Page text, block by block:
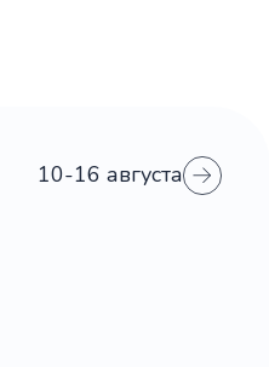
10-16 августа